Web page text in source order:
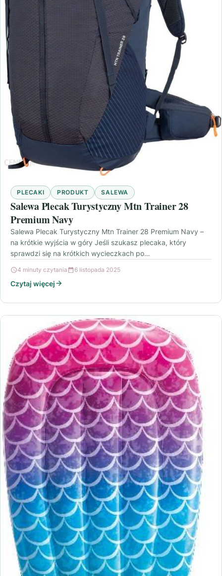
PLECAKI PRODUKT SALEWA
Salewa Plecak Turystyczny Mtn Trainer 28
Premium Navy
Salewa Plecak Turystyczny Mtn Trainer 28 Premium Navy –
na krótkie wyjścia w góry Jeśli szukasz plecaka, który
sprawdzi się na krótkich wycieczkach po…
4 minuty czytania 6 listopada 2025
Czytaj więcej